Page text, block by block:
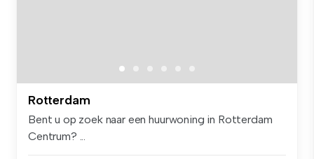
Rotterdam
Bent u op zoek naar een huurwoning in Rotterdam
Centrum? ...